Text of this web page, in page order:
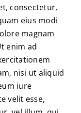
consectetur,
eius modi
magnam
enim ad
nisi ut aliquid
iure
velit esse,